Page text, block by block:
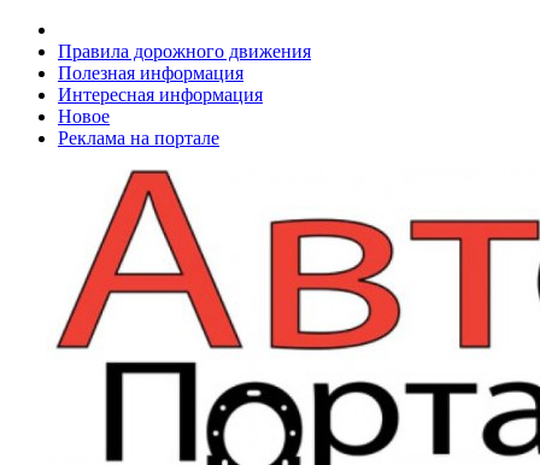
Правила дорожного движения
Полезная информация
Интересная информация
Новое
Реклама на портале